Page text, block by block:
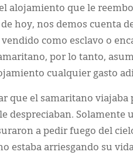
alojamiento que le
hoy, nos demos cuenta
como esclavo o
por lo tanto,
cualquier gasto
que el samaritano
despreciaban. Solamente
a pedir fuego del
estaba arriesgando su